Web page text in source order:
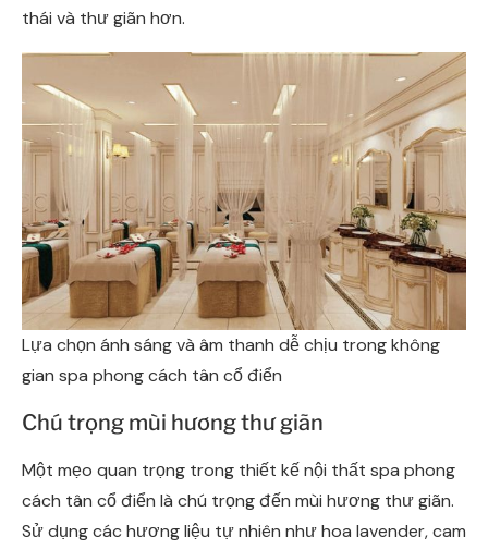
thái và thư giãn hơn.
Lựa chọn ánh sáng và âm thanh dễ chịu trong không
gian spa phong cách tân cổ điển
Chú trọng mùi hương thư giãn
Một mẹo quan trọng trong thiết kế nội thất spa phong
cách tân cổ điển là chú trọng đến mùi hương thư giãn.
Sử dụng các hương liệu tự nhiên như hoa lavender, cam